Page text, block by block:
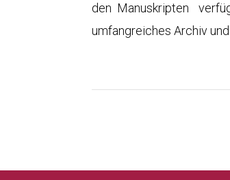
den Manuskripten
umfangreiches Archiv